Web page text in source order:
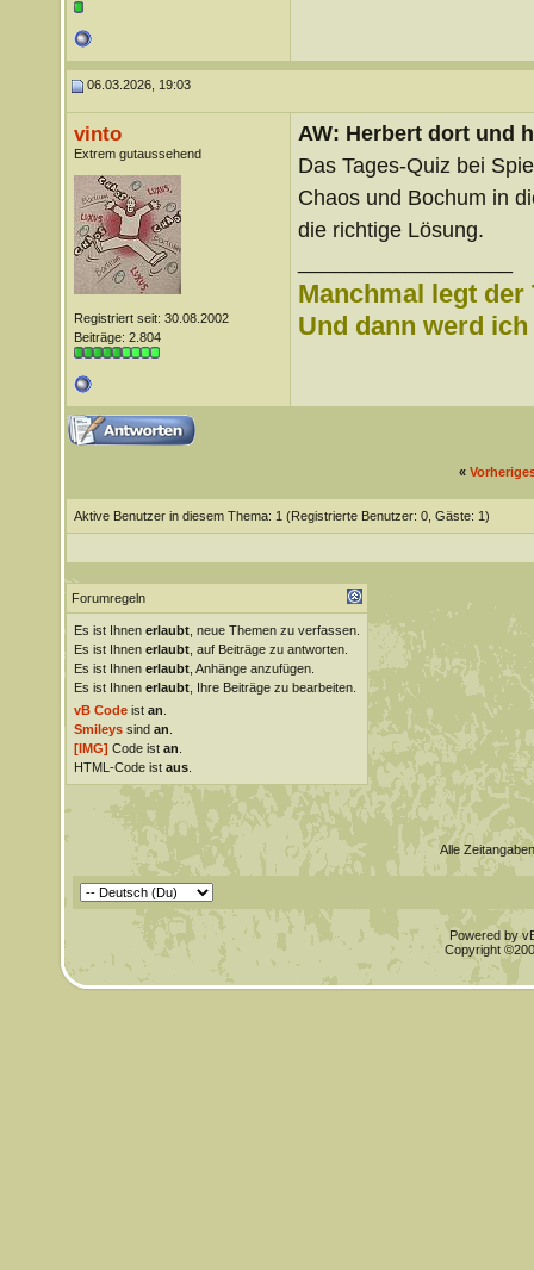
06.03.2026, 19:03
vinto
Extrem gutaussehend
Registriert seit: 30.08.2002
Beiträge: 2.804
AW: Herbert dort und
Das Tages-Quiz bei
Chaos und Bochum in
die richtige Lösung.
Manchmal legt
Und dann werd
«
Aktive Benutzer in diesem Thema: 1 (Registrierte Benutzer: 0, Gäste: 1)
Forumregeln
Es ist Ihnen erlaubt, neue Themen zu verfassen.
Es ist Ihnen erlaubt, auf Beiträge zu antworten.
Es ist Ihnen erlaubt, Anhänge anzufügen.
Es ist Ihnen erlaubt, Ihre Beiträge zu bearbeiten.
vB Codeist an
Smileyssind an
[IMG] Code ist an
HTML-Code ist aus.
Alle
Powered by
Copyright